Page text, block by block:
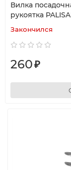
Вилка
рукоятка
Закончился
260₽